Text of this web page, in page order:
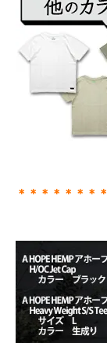
＊＊＊＊＊＊＊